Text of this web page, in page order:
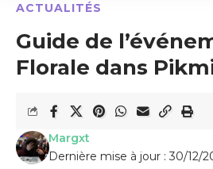
ACTUALITÉS
Guide de
Florale dans
Dernière mise à jour : 30/12/
Margxt